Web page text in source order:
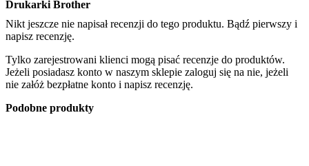
Drukarki Brother
Nikt jeszcze nie napisał recenzji do tego produktu. Bądź pierwszy i
napisz recenzję.
Tylko zarejestrowani klienci mogą pisać recenzje do produktów.
Jeżeli posiadasz konto w naszym sklepie zaloguj się na nie, jeżeli
nie załóż bezpłatne konto i napisz recenzję.
Podobne produkty